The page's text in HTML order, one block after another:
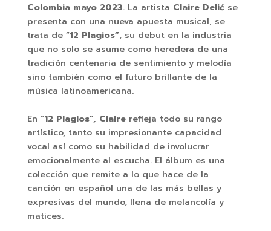
Colombia mayo 2023. La artista Claire Delićse
presenta con una nueva apuesta musical, se
trata de “12 Plagios”, su debut en la industria
que no solo se asume como heredera de una
tradición centenaria de sentimiento y melodía
sino también como el futuro brillante de la
música latinoamericana.
En “12 Plagios”, Clairerefleja todo su rango
artístico, tanto su impresionante capacidad
vocal así como su habilidad de involucrar
emocionalmente al escucha. El álbum es una
colección que remite a lo que hace de la
canción en español una de las más bellas y
expresivas del mundo, llena de melancolía y
matices.